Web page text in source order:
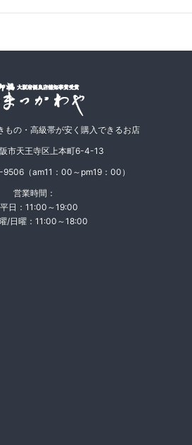
もの・高級帯が安く購入できるお店
市天王寺区上本町6-4-13
（am11：00～pm19：00）
営業時間：
平日：11:00～19:00
曜/日曜：11:00～18:00